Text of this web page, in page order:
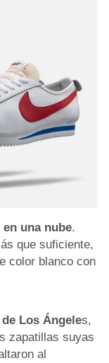
una nube.
que suficiente,
color blanco con
Los Ángeles,
zapatillas suyas
al